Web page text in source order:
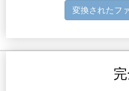
変換されたフ